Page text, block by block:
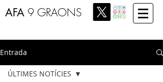
AFA 9 GRAONS
Entrada
ÚLTIMES NOTÍCIES